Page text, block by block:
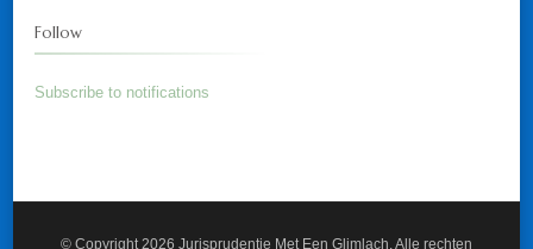
Follow
Subscribe to notifications
© Copyright 2026 Jurisprudentie Met Een Glimlach . Alle rechten